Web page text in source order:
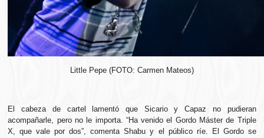
Little Pepe (FOTO: Carmen Mateos)
El cabeza de cartel lamentó que Sicario y Capaz no pudieran
acompañarle, pero no le importa. “Ha venido el Gordo Máster de Triple
X, que vale por dos”, comenta Shabu y el público ríe. El Gordo se